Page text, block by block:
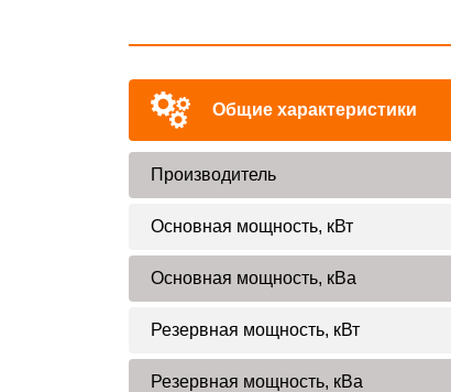
Общие характеристики
Производитель
Основная мощность, кВт
Основная мощность, кВа
Резервная мощность, кВт
Резервная мощность, кВа